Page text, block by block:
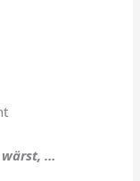
wärst, …